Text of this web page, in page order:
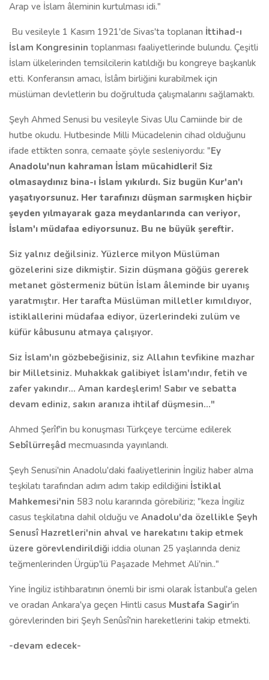
Arap ve İslam âleminin kurtulması idi."
Bu vesileyle 1 Kasım 1921'de Sivas'ta toplanan İttihad-ı
İslam Kongresinin toplanması faaliyetlerinde bulundu. Çeşitli
İslam ülkelerinden temsilcilerin katıldığı bu kongreye başkanlık
etti. Konferansın amacı, İslâm birliğini kurabilmek için
müslüman devletlerin bu doğrultuda çalışmalarını sağlamaktı.
Şeyh Ahmed Senusi bu vesileyle Sivas Ulu Camiinde bir de
hutbe okudu. Hutbesinde Milli Mücadelenin cihad olduğunu
ifade ettikten sonra, cemaate şöyle sesleniyordu: "Ey
Anadolu'nun kahraman İslam mücahidleri! Siz
olmasaydınız bina-ı İslam yıkılırdı. Siz bugün Kur'an'ı
yaşatıyorsunuz. Her tarafınızı düşman sarmışken hiçbir
şeyden yılmayarak gaza meydanlarında can veriyor,
İslam'ı müdafaa ediyorsunuz. Bu ne büyük şereftir.
Siz yalnız değilsiniz. Yüzlerce milyon Müslüman
gözelerini size dikmiştir. Sizin düşmana göğüs gererek
metanet göstermeniz bütün İslam âleminde bir uyanış
yaratmıştır. Her tarafta Müslüman milletler kımıldıyor,
istiklallerini müdafaa ediyor, üzerlerindeki zulüm ve
küfür kâbusunu atmaya çalışıyor.
Siz İslam'ın gözbebeğisiniz, siz Allahın tevfikine mazhar
bir Milletsiniz. Muhakkak galibiyet İslam'ındır, fetih ve
zafer yakındır… Aman kardeşlerim! Sabır ve sebatta
devam ediniz, sakın aranıza ihtilaf düşmesin…"
Ahmed Şerîf'in bu konuşması Türkçeye tercüme edilerek
Sebîlürreşâd mecmuasında yayınlandı.
Şeyh Senusi'nin Anadolu'daki faaliyetlerinin İngiliz haber alma
teşkilatı tarafından adım adım takip edildiğini İstiklal
Mahkemesi'nin 583 nolu kararında görebiliriz; "keza İngiliz
casus teşkilatına dahil olduğu ve Anadolu'da özellikle Şeyh
Senusî Hazretleri'nin ahval ve harekatını takip etmek
üzere görevlendirildiği iddia olunan 25 yaşlarında deniz
teğmenlerinden Ürgüp'lü Paşazade Mehmet Ali'nin.."
Yine İngiliz istihbaratının önemli bir ismi olarak İstanbul'a gelen
ve oradan Ankara'ya geçen Hintli casus Mustafa Sagir'in
görevlerinden biri Şeyh Senûsî'nin hareketlerini takip etmekti.
-devam edecek-